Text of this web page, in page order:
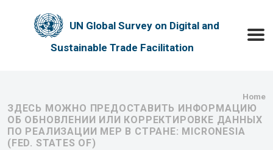
UN Global Survey on Digital and
Sustainable Trade Facilitation
Home
ЗДЕСЬ МОЖНО ПРЕДОСТАВИТЬ ИНФОРМАЦИЮ
ОБ ОБНОВЛЕНИИ ИЛИ КОРРЕКТИРОВКЕ ДАННЫХ
ПО РЕАЛИЗАЦИИ МЕР В СТРАНЕ: MICRONESIA
(FED. STATES OF)